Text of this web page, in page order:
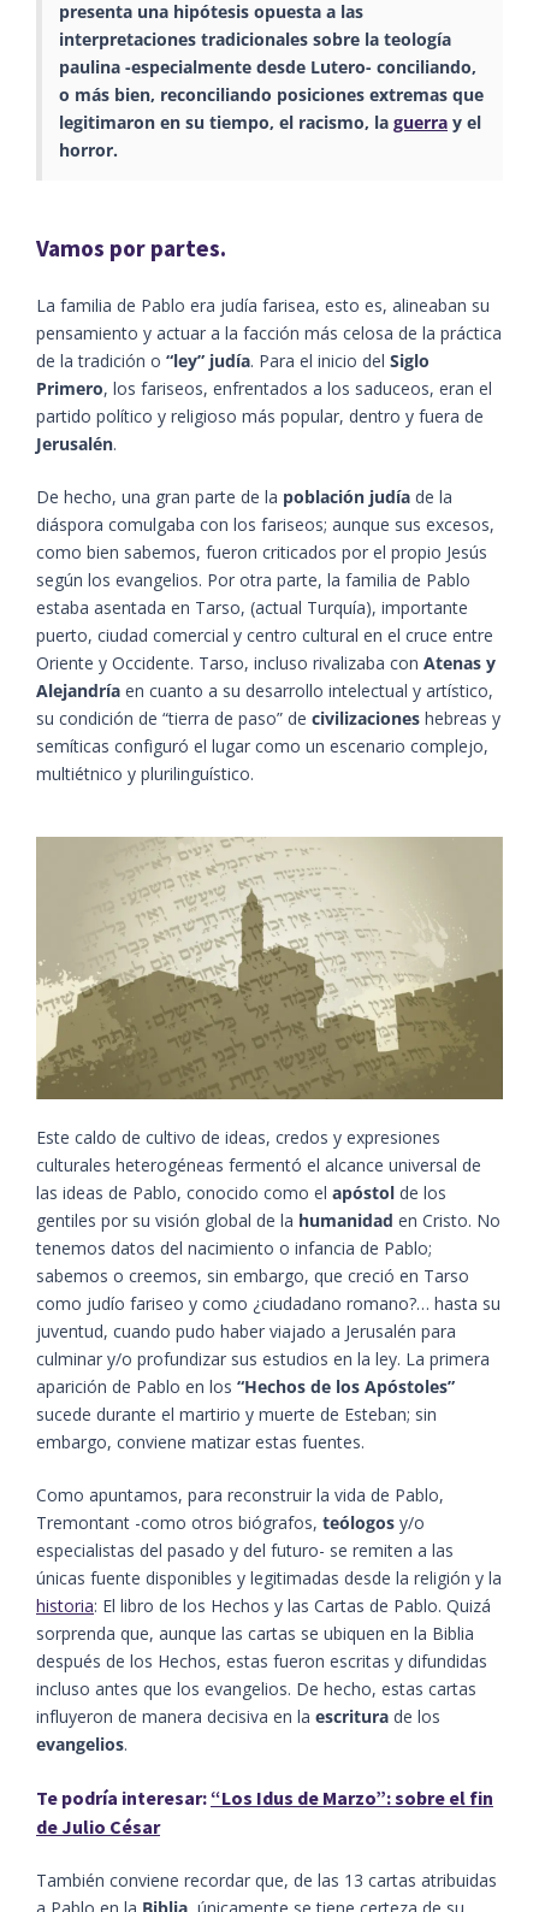
presenta una hipótesis opuesta a las
interpretaciones tradicionales sobre la teología
paulina -especialmente desde Lutero- conciliando,
o más bien, reconciliando posiciones extremas que
legitimaron en su tiempo, el racismo, la guerra y el
horror.
Vamos por partes.
La familia de Pablo era judía farisea, esto es, alineaban su
pensamiento y actuar a la facción más celosa de la práctica
de la tradición o “ley” judía. Para el inicio del Siglo
Primero, los fariseos, enfrentados a los saduceos, eran el
partido político y religioso más popular, dentro y fuera de
Jerusalén.
De hecho, una gran parte de la población judía de la
diáspora comulgaba con los fariseos; aunque sus excesos,
como bien sabemos, fueron criticados por el propio Jesús
según los evangelios. Por otra parte, la familia de Pablo
estaba asentada en Tarso, (actual Turquía), importante
puerto, ciudad comercial y centro cultural en el cruce entre
Oriente y Occidente. Tarso, incluso rivalizaba con Atenas y
Alejandría en cuanto a su desarrollo intelectual y artístico,
su condición de “tierra de paso” de civilizaciones hebreas y
semíticas configuró el lugar como un escenario complejo,
multiétnico y plurilinguístico.
Este caldo de cultivo de ideas, credos y expresiones
culturales heterogéneas fermentó el alcance universal de
las ideas de Pablo, conocido como el apóstol de los
gentiles por su visión global de la humanidad en Cristo. No
tenemos datos del nacimiento o infancia de Pablo;
sabemos o creemos, sin embargo, que creció en Tarso
como judío fariseo y como ¿ciudadano romano?… hasta su
juventud, cuando pudo haber viajado a Jerusalén para
culminar y/o profundizar sus estudios en la ley. La primera
aparición de Pablo en los “Hechos de los Apóstoles”
sucede durante el martirio y muerte de Esteban; sin
embargo, conviene matizar estas fuentes.
Como apuntamos, para reconstruir la vida de Pablo,
Tremontant -como otros biógrafos, teólogos y/o
especialistas del pasado y del futuro- se remiten a las
únicas fuente disponibles y legitimadas desde la religión y la
historia: El libro de los Hechos y las Cartas de Pablo. Quizá
sorprenda que, aunque las cartas se ubiquen en la Biblia
después de los Hechos, estas fueron escritas y difundidas
incluso antes que los evangelios. De hecho, estas cartas
influyeron de manera decisiva en la escritura de los
evangelios.
Te podría interesar:“Los Idus de Marzo”: sobre el fin
de Julio César
También conviene recordar que, de las 13 cartas atribuidas